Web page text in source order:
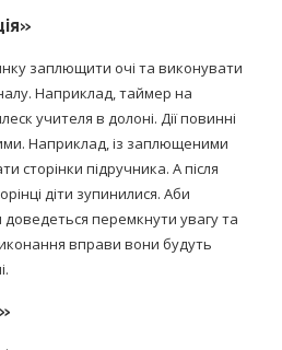
заплющити очі та виконувати
Наприклад, таймер на
учителя в долоні. Дії повинні
Наприклад, із заплющеними
сторінки підручника. А після
діти зупинилися. Аби
перемкнути увагу та
вправи вони будуть